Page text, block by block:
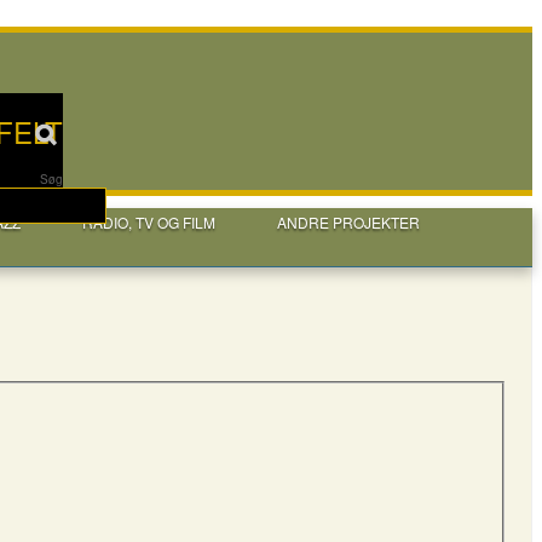
Søg
RADIO, TV OG FILM
ANDRE PROJEKTER